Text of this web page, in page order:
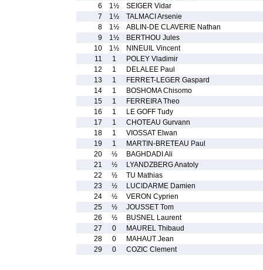
6
1½
SEIGER Vidar
7
1½
TALMACI Arsenie
8
1½
ABLIN-DE CLAVERIE Nathan
9
1½
BERTHOU Jules
10
1½
NINEUIL Vincent
11
1
POLEY Vladimir
12
1
DELALEE Paul
13
1
FERRET-LEGER Gaspard
14
1
BOSHOMA Chisomo
15
1
FERREIRA Theo
16
1
LE GOFF Tudy
17
1
CHOTEAU Gurvann
18
1
VIOSSAT Elwan
19
1
MARTIN-BRETEAU Paul
20
½
BAGHDADI Ali
21
½
LYANDZBERG Anatoly
22
½
TU Mathias
23
½
LUCIDARME Damien
24
½
VERON Cyprien
25
½
JOUSSET Tom
26
½
BUSNEL Laurent
27
0
MAUREL Thibaud
28
0
MAHAUT Jean
29
0 COZIC Clement